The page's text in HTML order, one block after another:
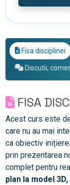
Fisa disciplinei
Discutii,
FISA
Acest curs este
care nu au mai
ca obiectiv
prin prezentarea
complet pentru
plan la model